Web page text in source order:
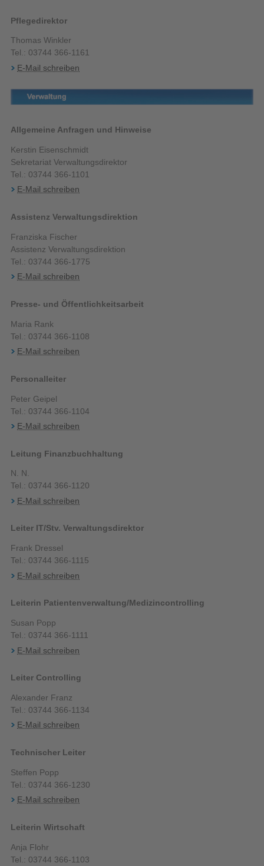
Pflegedirektor
Thomas Winkler
Tel.: 03744 366-1161
E-Mail schreiben
Allgemeine Anfragen und Hinweise
Kerstin Eisenschmidt
Sekretariat Verwaltungsdirektor
Tel.: 03744 366-1101
E-Mail schreiben
Assistenz Verwaltungsdirektion
Franziska Fischer
Assistenz Verwaltungsdirektion
Tel.: 03744 366-1775
E-Mail schreiben
Presse- und Öffentlichkeitsarbeit
Maria Rank
Tel.: 03744 366-1108
E-Mail schreiben
Personalleiter
Peter Geipel
Tel.: 03744 366-1104
E-Mail schreiben
Leitung Finanzbuchhaltung
N. N.
Tel.: 03744 366-1120
E-Mail schreiben
Leiter IT/Stv. Verwaltungsdirektor
Frank Dressel
Tel.: 03744 366-1115
E-Mail schreiben
Leiterin Patientenverwaltung/Medizincontrolling
Susan Popp
Tel.: 03744 366-1111
E-Mail schreiben
Leiter Controlling
Alexander Franz
Tel.: 03744 366-1134
E-Mail schreiben
Technischer Leiter
Steffen Popp
Tel.: 03744 366-1230
E-Mail schreiben
Leiterin Wirtschaft
Anja Flohr
Tel.: 03744 366-1103